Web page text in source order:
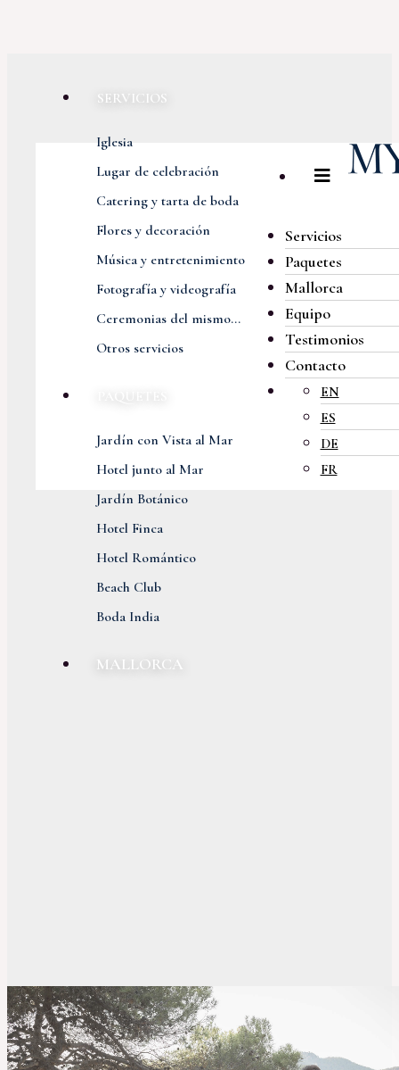
SERVICIOS
Iglesia
Lugar de celebración
Catering y tarta de boda
Flores y decoración
Música y entretenimiento
Fotografía y videografía
Ceremonias del mismo...
Otros servicios
Jardín con Vista al Mar
Hotel junto al Mar
Jardín Botánico
Hotel Finca
Hotel Romántico
Beach Club
Boda India
MALLORCA
Servicios
Paquetes
Mallorca
Equipo
Testimonios
Contacto
EN
ES
DE
FR